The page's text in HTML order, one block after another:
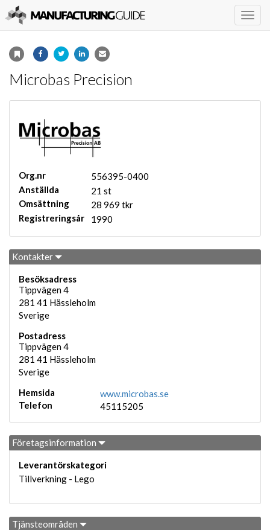
Microbas Precision
Org.nr
556395-0400
Anställda
21 st
Omsättning
28 969 tkr
Registreringsår
1990
Kontakter
Besöksadress
Tippvägen 4
281 41 Hässleholm
Sverige
Postadress
Tippvägen 4
281 41 Hässleholm
Sverige
Hemsida
www.microbas.se
Telefon
45115205
Företagsinformation
Leverantörskategori
Tillverkning - Lego
Tjänsteområden